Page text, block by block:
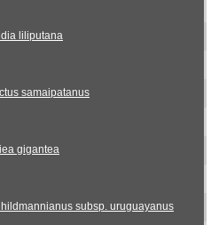
liliputana
samaipatanus
gigantea
subsp. uruguayanus